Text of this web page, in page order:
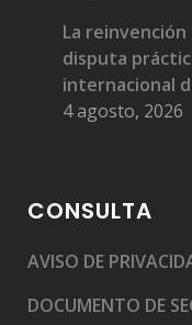
La
disputa
internacional
4 agosto, 2026
CONSULTA
AVISO DE
DOCUMENTO DE